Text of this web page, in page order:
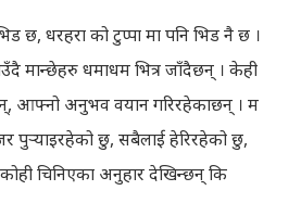
छ, धरहरा को टुप्पा मा पनि भिड नै छ ।
मान्छेहरु धमाधम भित्र जाँदैछन् । केही
आफ्नो अनुभव वयान गरिरहेकाछन् । म
पुर्‍याइरहेको छु, सबैलाई हेरिरहेको छु,
चिनिएका अनुहार देखिन्छन् कि